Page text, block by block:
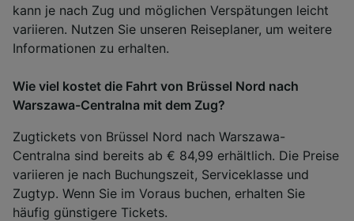
kann je nach Zug und möglichen Verspätungen leicht
variieren. Nutzen Sie unseren Reiseplaner, um weitere
Informationen zu erhalten.
Wie viel kostet die Fahrt von Brüssel Nord nach
Warszawa-Centralna mit dem Zug?
Zugtickets von Brüssel Nord nach Warszawa-
Centralna sind bereits ab € 84,99 erhältlich. Die Preise
variieren je nach Buchungszeit, Serviceklasse und
Zugtyp. Wenn Sie im Voraus buchen, erhalten Sie
häufig günstigere Tickets.